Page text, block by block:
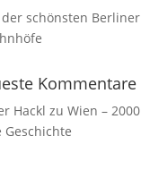
schönsten Berliner
Kommentare
Hackl zuWien – 2000
Geschichte